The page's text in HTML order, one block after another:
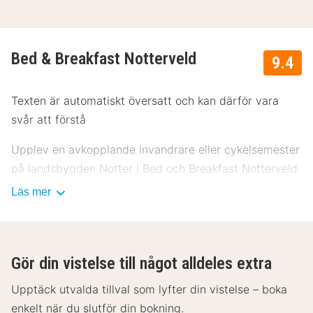
9.4
Bed & Breakfast Notterveld
Texten är automatiskt översatt och kan därför vara
svår att förstå
Upplev en avkopplande invandrare eller cykelsemester
på landsbygden Notter i Bed och Breakfast Notterveld.
Du bor i en lyxig rum eller lägenhet på en gård. Inom
Bed och Frukost Notterveld erbjuder moderna rum och
lägenheter. Dessa är utrustade med ett kök och ett
badrum med dusch och / eller bad, toalett och en
Läs mer
Gör din vistelse till något alldeles extra
Upptäck utvalda tillval som lyfter din vistelse – boka
enkelt när du slutför din bokning.